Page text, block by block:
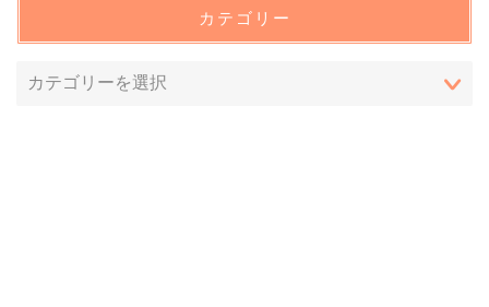
カテゴリー